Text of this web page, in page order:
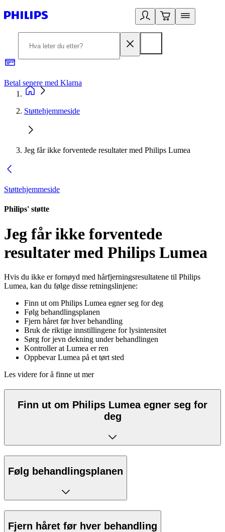
Betal senere med Klarna
Støttehjemmeside
Jeg får ikke forventede resultater med Philips Lumea
Støttehjemmeside
Philips' støtte
Jeg får ikke forventede
resultater med Philips Lumea
Hvis du ikke er fornøyd med hårfjerningsresultatene til Philips
Lumea, kan du følge disse retningslinjene:
Finn ut om Philips Lumea egner seg for deg
Følg behandlingsplanen
Fjern håret før hver behandling
Bruk de riktige innstillingene for lysintensitet
Sørg for jevn dekning under behandlingen
Kontroller at Lumea er ren
Oppbevar Lumea på et tørt sted
Les videre for å finne ut mer
Finn ut om Philips Lumea egner seg for
deg
Følg behandlingsplanen
Fjern håret før hver behandling